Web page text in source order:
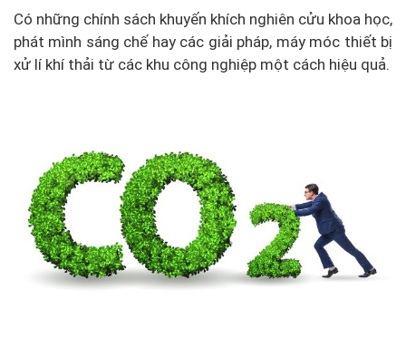
Có những chính sách khuyến khích nghiên cửu khoa học,
phát mình sáng chế hay các giải pháp, máy móc thiết bị
xử lí khí thải từ các khu công nghiệp một cách hiệu quả.